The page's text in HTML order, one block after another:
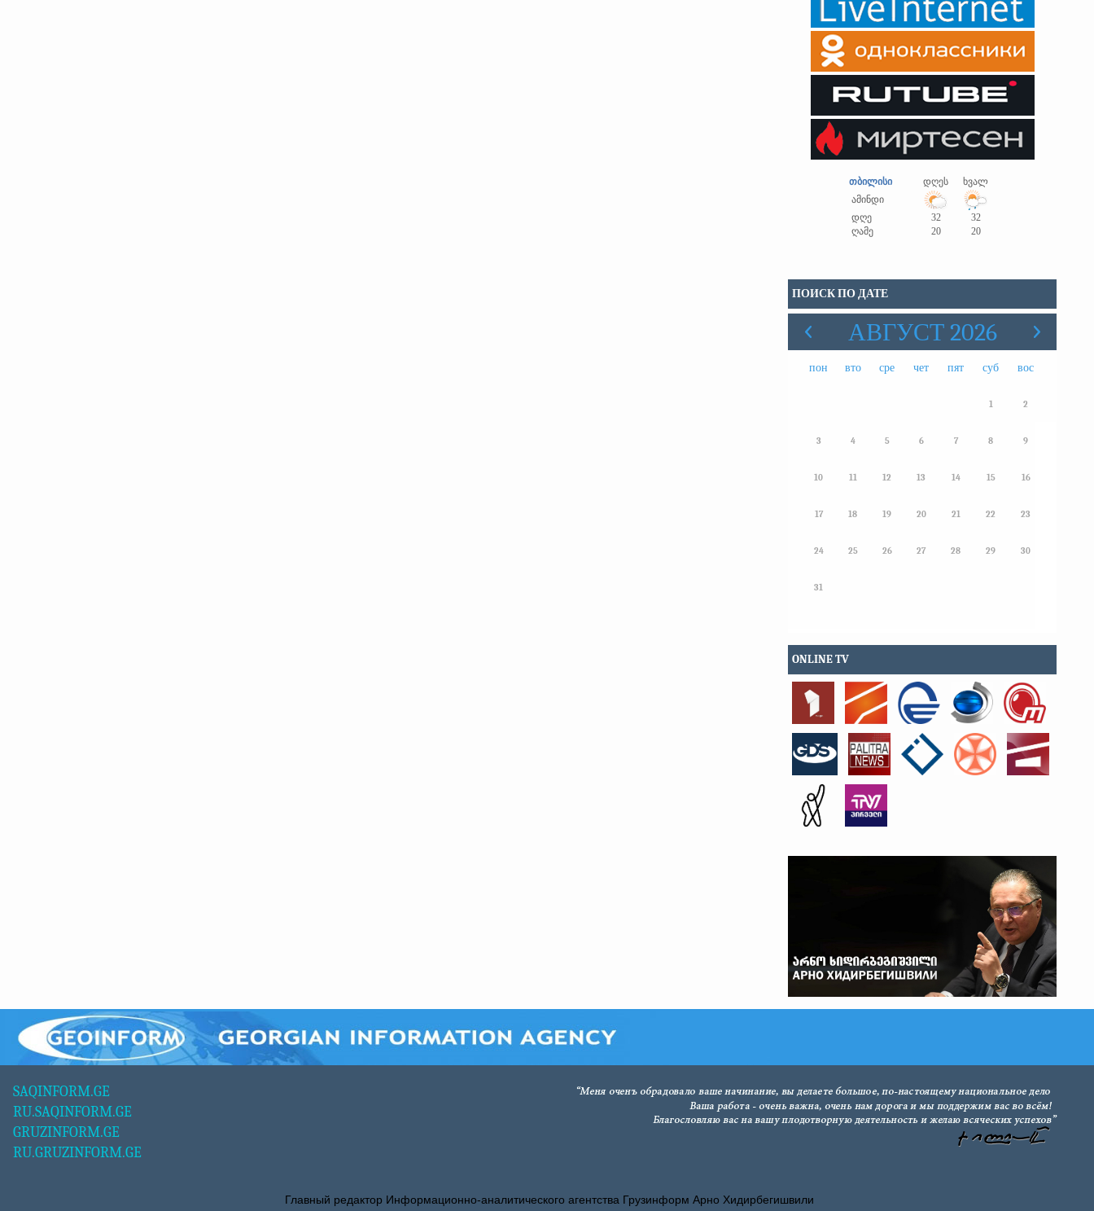
თბილისი დღეს
ხვალ
ამინდი
დღე
32
32
ღამე
20 20
ПОИСК ПО ДАТЕ
АВГУСТ 2026
пон вто сре чет пят суб вос
1 2
3 4 5 6 7 8 9
10 11 12 13 14 15 16
17 18 19 20 21 22 23
24 25 26 27 28 29 30
31
ONLINE TV
SAQINFORM.GE
RU.SAQINFORM.GE
GRUZINFORM.GE
RU.GRUZINFORM.GE
Главный редактор Информационно-аналитического агентства Грузинформ Арно Хидирбегишвили